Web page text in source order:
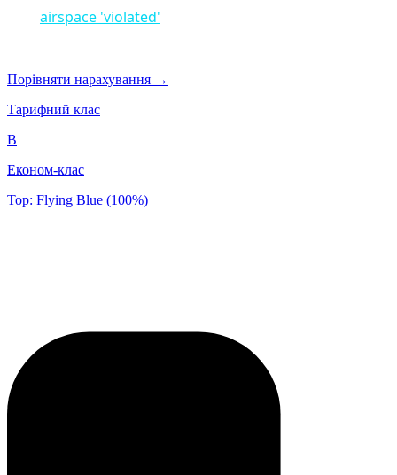
airspace 'violated'
Порівняти нарахування →
Тарифний клас
B
Економ-клас
Top: Flying Blue (100%)